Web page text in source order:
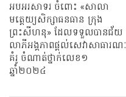
អបអរសាទរ ចំពោះ «សាលា
មត្តេយ្យសិក្សាធនធាន ក្រុង
ព្រះសីហនុ» ដែលទទួលបានជ័យ
លាភីអង្គភាពផ្តល់សេវាសាធារណៈ
គំរូ​ ចំណាត់​ថ្នាក់លេខ១
ឆ្នាំ២០២៤